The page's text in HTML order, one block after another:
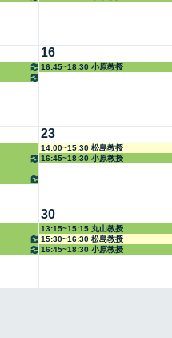
16
16:45~18:30 小原教授
23
14:00~15:30 松島教授
16:45~18:30 小原教授
30
13:15~15:15 丸山教授
15:30~16:30 松島教授
16:45~18:30 小原教授